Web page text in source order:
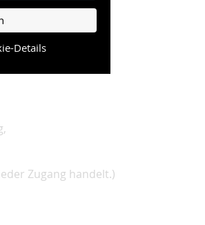
Details
Zugang handelt.)